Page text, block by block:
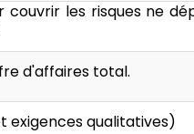
les risques ne
d'affaires total.
exigences qualitatives)